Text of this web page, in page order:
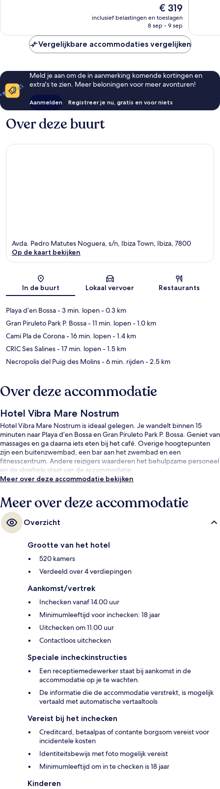
De
prijs
is
€ 319
inclusief belastingen en toeslagen
8 sep - 9 sep
Vergelijkbare accommodaties vergelijken
Meld je aan om de in aanmerking komende kortingen en
extra's te zien. Meer beloningen voor meer avonturen!
Aanmelden Registreer je nu, gratis en voor niets
Over deze buurt
Kaart
Avda. Pedro Matutes Noguera, s/n, Ibiza Town, Ibiza, 7800
Op de kaart bekijken
In de buurt Lokaal vervoer Restaurants
Playa d’en Bossa- 3 min. lopen- 0.3 km
Gran Piruleto Park P. Bossa- 11 min. lopen- 1.0 km
Cami Pla de Corona- 16 min. lopen- 1.4 km
CRIC Ses Salines- 17 min. lopen- 1.5 km
Necropolis del Puig des Molins- 6 min. rijden- 2.5 km
Over deze accommodatie
Hotel Vibra Mare Nostrum
Hotel Vibra Mare Nostrum is ideaal gelegen. Je wandelt binnen 15
minuten naar Playa d’en Bossa en Gran Piruleto Park P. Bossa. Geniet van
massages en ga daarna iets eten bij het café. Overige hoogtepunten
zijn een buitenzwembad, een bar aan het zwembad en een
fitnesscentrum. Andere reizigers waarderen het behulpzame personeel
en de algehele staat van de accommodatie.
Meer over deze accommodatie bekijken
Meer over deze accommodatie
Overzicht
Grootte van het hotel
520 kamers
Verdeeld over 4 verdiepingen
Aankomst/vertrek
Inchecken vanaf 14.00 uur
Minimumleeftijd voor inchecken: 18 jaar
Uitchecken om 11.00 uur
Contactloos uitchecken
Speciale incheckinstructies
Een receptiemedewerker staat bij aankomst in de
accommodatie op je te wachten.
De informatie die de accommodatie verstrekt, is mogelijk
vertaald met automatische vertaaltools
Vereist bij het inchecken
Creditcard, betaalpas of contante borgsom vereist voor
incidentele kosten
Identiteitsbewijs met foto mogelijk vereist
Minimumleeftijd om in te checken is 18 jaar
Kinderen